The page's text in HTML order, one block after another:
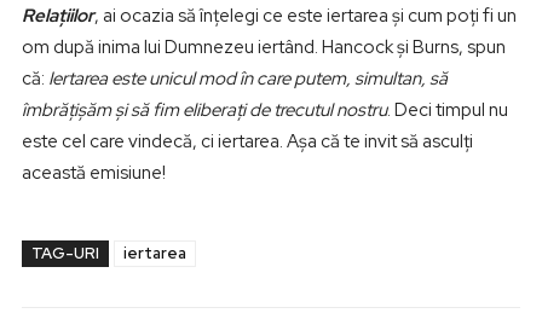
Relaţiilor, ai ocazia să înţelegi ce este iertarea şi cum poţi fi un
om după inima lui Dumnezeu iertând. Hancock şi Burns, spun
că: Iertarea este unicul mod în care putem, simultan, să
îmbrăţişăm şi să fim eliberaţi de trecutul nostru. Deci timpul nu
este cel care vindecă, ci iertarea. Aşa că te invit să asculţi
această emisiune!
TAG-URI iertarea